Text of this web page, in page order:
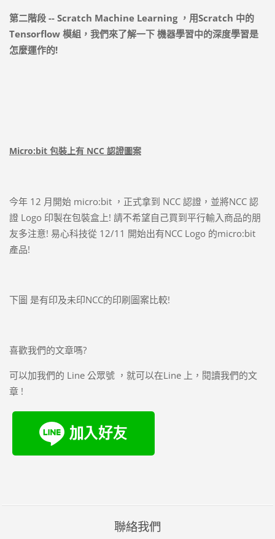
第二階段-- Scratch Machine Learning ，用Scratch 中的
Tensorflow 模組，我們來了解一下 機器學習中的深度學習是
怎麼運作的!
Micro:bit 包裝上有 NCC 認證圖案
今年 12 月開始 micro:bit ，正式拿到 NCC 認證，並將NCC 認
證 Logo 印製在包裝盒上! 請不希望自己買到平行輸入商品的朋
友多注意! 易心科技從 12/11 開始出有NCC Logo 的micro:bit
產品!
下圖 是有印及未印NCC的印刷圖案比較!
喜歡我們的文章嗎?
可以加我們的 Line 公眾號 ，就可以在Line 上，閱讀我們的文
章 !
聯絡我們